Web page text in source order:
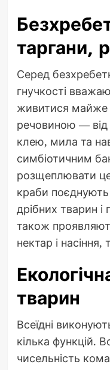
таргани,
Серед
гнучкості
живитися майже
речовиною — від
клею, мила та
симбіотичним
розщеплювати
краби
дрібних тварин
також
нектар і насіння,
тварин
Всеїдні
кілька функцій.
чисельність